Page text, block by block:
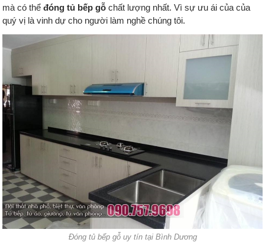
mà có thểđóng tủ bếp gỗ chất lượng nhất. Vì sự ưu ái của của
quý vị là vinh dự cho người làm nghề chúng tôi.
Đóng tủ bếp gỗ uy tín tại Bình Dương